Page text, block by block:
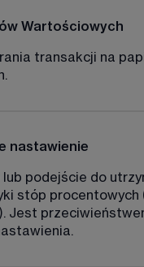
Wartościowych
transakcji na
nastawienie
podejście do
stóp procentowych
Jest